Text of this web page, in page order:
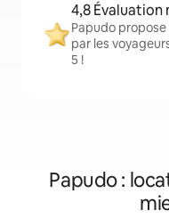
4,8 Évaluation
Papudo
par les
5 !
Papudo :